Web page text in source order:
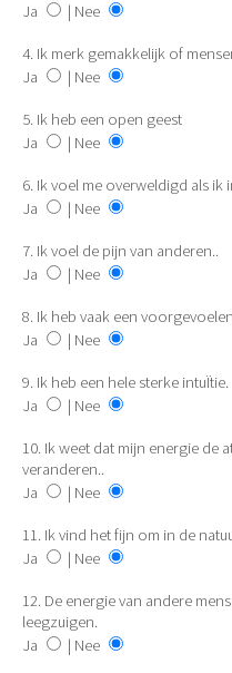
Ja
| Nee
4. Ik merk gemakkelijk of
Ja
| Nee
5. Ik heb een open geest
Ja
| Nee
6. Ik voel me overweldigd als
Ja
| Nee
7. Ik voel de pijn van anderen..
Ja
| Nee
8. Ik heb vaak een
Ja
| Nee
9. Ik heb een hele sterke intuÏtie.
Ja
| Nee
10. Ik weet dat mijn energie de
veranderen..
Ja
| Nee
11. Ik vind het fijn om in de
Ja
| Nee
12. De energie van andere
leegzuigen.
Ja
| Nee